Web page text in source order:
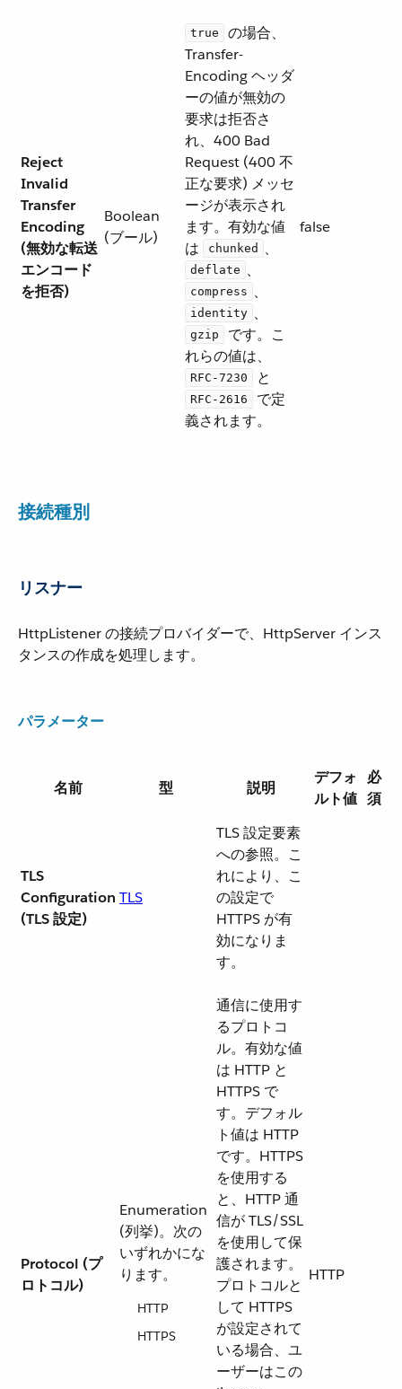
Reject
Invalid
Transfer
Encoding
(無効な転送
エンコード
を拒否)
Boolean
(ブール)
true
​ の場合、
Transfer-
Encoding ヘッダ
ーの値が無効の
要求は拒否さ
れ、400 Bad
Request (400 不
正な要求) メッセ
ージが表示され
ます。有効な値
は ​
chunked ​、​
deflate ​、​
compress ​、​
identity ​、​
gzip
​ です。こ
れらの値は、​
RFC-7230 ​ と ​
RFC-2616
​ で定
義されます。
false
接続種別
リスナー
HttpListener の接続プロバイダーで、HttpServer インス
タンスの作成を処理します。
パラメーター
名前 型 説明
デフォ
ルト値
必
須
TLS
Configuration
(TLS 設定)
TLS
TLS 設定要素
への参照。こ
れにより、こ
の設定で
HTTPS が有
効になりま
す。
Protocol (プ
ロトコル)
Enumeration
(列挙)。次の
いずれかにな
ります。
HTTP
HTTPS
通信に使用す
るプロトコ
ル。有効な値
は HTTP と
HTTPS で
す。デフォル
ト値は HTTP
です。HTTPS
を使用する
と、HTTP 通
信が TLS/SSL
を使用して保
護されます。
プロトコルと
して HTTPS
が設定されて
いる場合、ユ
ーザーはこの
HTTP